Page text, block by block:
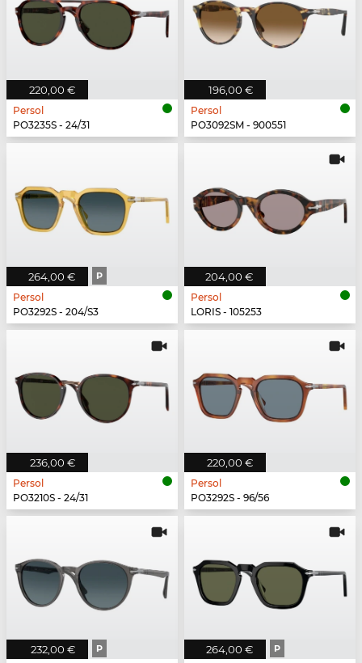
220,00 €
Persol
PO3235S - 24/31
196,00 €
Persol
PO3092SM - 900551
264,00 € P
Persol
PO3292S - 204/S3
204,00 €
Persol
LORIS - 105253
236,00 €
Persol
PO3210S - 24/31
220,00 €
Persol
PO3292S - 96/56
232,00 € P 264,00 € P